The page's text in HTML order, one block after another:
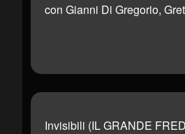
con Gianni Di Gregorio,
Invisibili (IL GRANDE